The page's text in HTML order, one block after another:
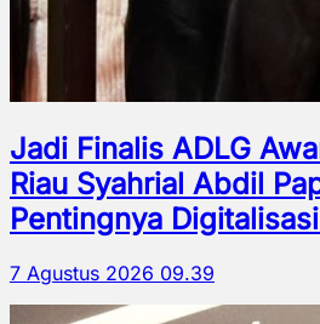
Jadi Finalis ADLG
Riau Syahrial Abdil
Pentingnya
7 Agustus 2026 09.39